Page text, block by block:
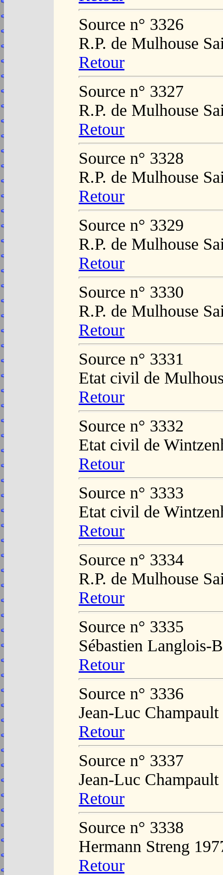
Source n° 3326
R.P. de Mulhouse
Retour
Source n° 3327
R.P. de Mulhouse
Retour
Source n° 3328
R.P. de Mulhouse
Retour
Source n° 3329
R.P. de Mulhouse
Retour
Source n° 3330
R.P. de Mulhouse
Retour
Source n° 3331
Etat civil de
Retour
Source n° 3332
Etat civil de
Retour
Source n° 3333
Etat civil de
Retour
Source n° 3334
R.P. de Mulhouse
Retour
Source n° 3335
Sébastien Langlois-
Retour
Source n° 3336
Jean-Luc Champault
Retour
Source n° 3337
Jean-Luc Champault
Retour
Source n° 3338
Hermann Streng
Retour